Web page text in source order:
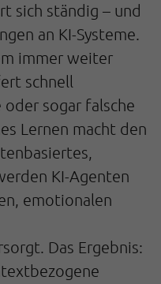
sich ständig – und
an KI-Systeme.
immer weiter
schnell
sogar falsche
Lernen macht den
KI-Agenten
emotionalen
Das Ergebnis: